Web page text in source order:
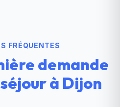
FRÉQUENTES
demande
à Dijon